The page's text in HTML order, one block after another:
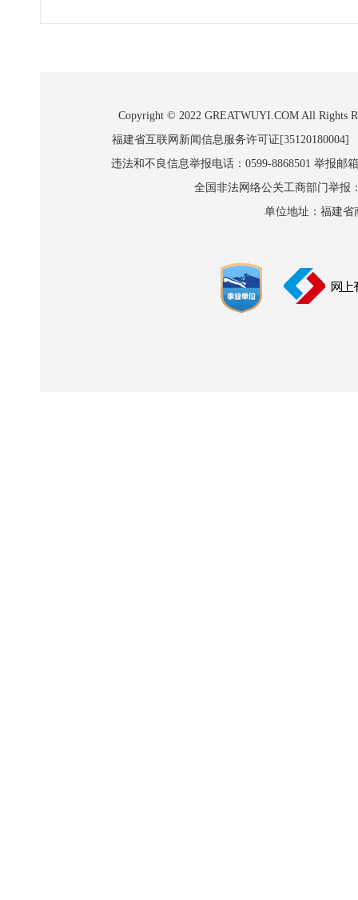
Copyright © 2022 GREATWUYI.COM All Rights
福建省互联网新闻信息服务许可证
违法和不良信息举报电话：0599-8868501 举报邮
全国非法网络公关工商部门举报
单位地址：福建省